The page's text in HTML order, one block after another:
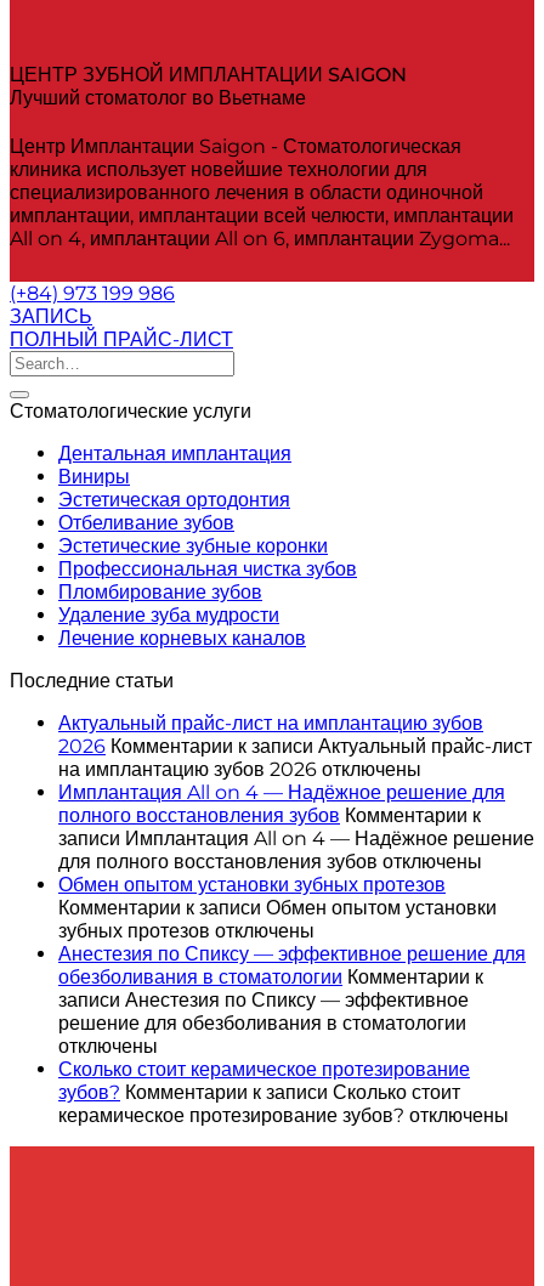
ЦЕНТР ЗУБНОЙ ИМПЛАНТАЦИИ SAIGON
Лучший стоматолог во Вьетнаме
Центр Имплантации Saigon - Стоматологическая
клиника использует новейшие технологии для
специализированного лечения в области одиночной
имплантации, имплантации всей челюсти, имплантации
All on 4, имплантации All on 6, имплантации Zygoma...
(+84) 973 199 986
ЗАПИСЬ
ПОЛНЫЙ ПРАЙС-ЛИСТ
Стоматологические услуги
Дентальная имплантация
Виниры
Эстетическая ортодонтия
Отбеливание зубов
Эстетические зубные коронки
Профессиональная чистка зубов
Пломбирование зубов
Удаление зуба мудрости
Лечение корневых каналов
Последние статьи
Актуальный прайс-лист на имплантацию зубов
2026 Комментарии к записи Актуальный прайс-лист
на имплантацию зубов 2026 отключены
Имплантация All on 4 — Надёжное решение для
полного восстановления зубов Комментарии к
записи Имплантация All on 4 — Надёжное решение
для полного восстановления зубов отключены
Обмен опытом установки зубных протезов
Комментарии к записи Обмен опытом установки
зубных протезов отключены
Анестезия по Спиксу — эффективное решение для
обезболивания в стоматологии Комментарии к
записи Анестезия по Спиксу — эффективное
решение для обезболивания в стоматологии
отключены
Сколько стоит керамическое протезирование
зубов? Комментарии к записи Сколько стоит
керамическое протезирование зубов? отключены